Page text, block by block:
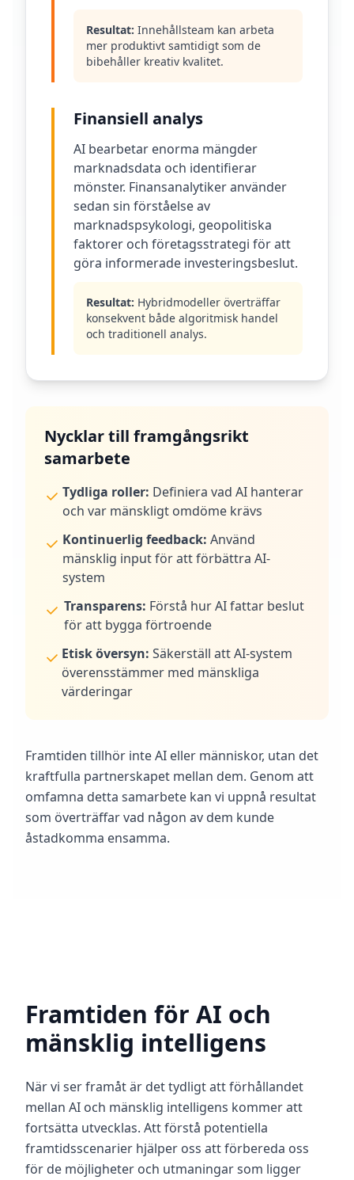
Resultat: Innehållsteam kan arbeta
mer produktivt samtidigt som de
bibehåller kreativ kvalitet.
Finansiell analys
AI bearbetar enorma mängder
marknadsdata och identifierar
mönster. Finansanalytiker använder
sedan sin förståelse av
marknadspsykologi, geopolitiska
faktorer och företagsstrategi för att
göra informerade investeringsbeslut.
Resultat: Hybridmodeller överträffar
konsekvent både algoritmisk handel
och traditionell analys.
Nycklar till framgångsrikt
samarbete
Tydliga roller: Definiera vad AI hanterar
och var mänskligt omdöme krävs
Kontinuerlig feedback: Använd
mänsklig input för att förbättra AI-
system
Transparens: Förstå hur AI fattar beslut
för att bygga förtroende
Etisk översyn: Säkerställ att AI-system
överensstämmer med mänskliga
värderingar
Framtiden tillhör inte AI eller människor, utan det
kraftfulla partnerskapet mellan dem. Genom att
omfamna detta samarbete kan vi uppnå resultat
som överträffar vad någon av dem kunde
åstadkomma ensamma.
Framtiden för AI och
mänsklig intelligens
När vi ser framåt är det tydligt att förhållandet
mellan AI och mänsklig intelligens kommer att
fortsätta utvecklas. Att förstå potentiella
framtidsscenarier hjälper oss att förbereda oss
för de möjligheter och utmaningar som ligger